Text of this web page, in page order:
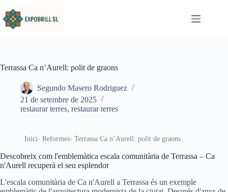
Terrassa Ca n’Aurell: polit de graons
Segundo Masero Rodriguez
21 de setembre de 2025
restaurar terres, restaurar terres
Inici Reformes Terrassa Ca n’Aurell: polit de graons
Descobreix com l'emblemàtica escala comunitària de Terrassa – Ca
n'Aurell recuperà el seu esplendor
L'escala comunitària de Ca n'Aurell a Terrassa és un exemple